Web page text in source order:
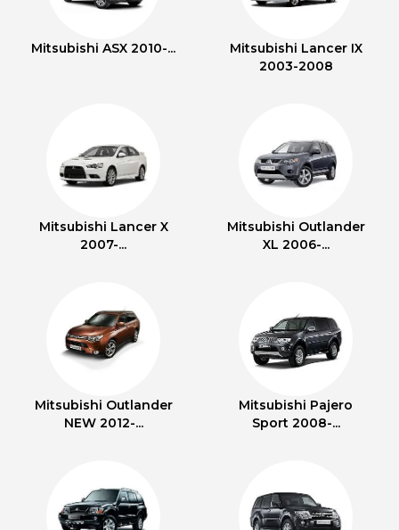
Mitsubishi ASX 2010-...
Mitsubishi Lancer IX
2003-2008
Mitsubishi Lancer X
2007-...
Mitsubishi Outlander
XL 2006-...
Mitsubishi Outlander
NEW 2012-...
Mitsubishi Pajero
Sport 2008-...